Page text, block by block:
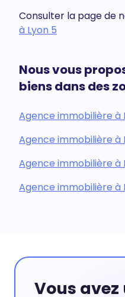
Consulter la page de
à Lyon 5
Nous vous
biens dans des
Agence immobilière à
Agence immobilière à
Agence immobilière à
Agence immobilière à
Vous avez